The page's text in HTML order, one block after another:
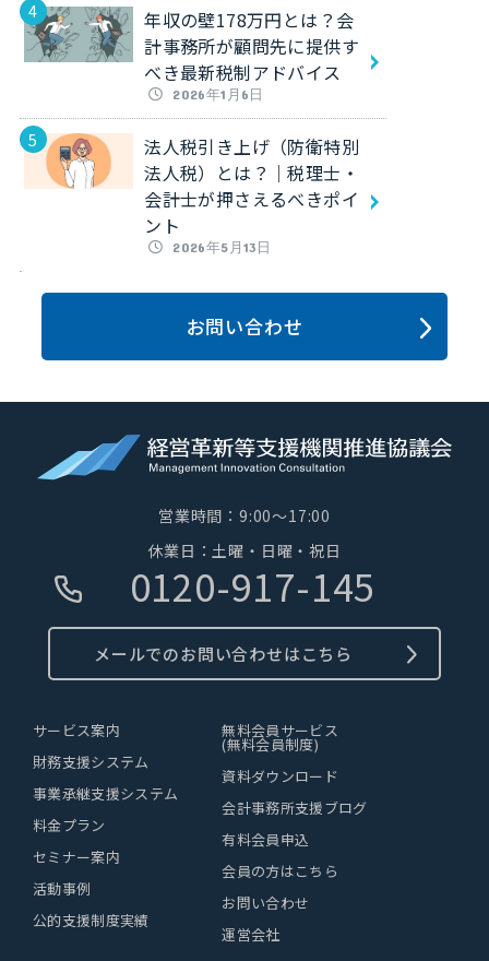
年収の壁178万円とは？会
計事務所が顧問先に提供す
べき最新税制アドバイス
2026年1月6日
法人税引き上げ（防衛特別
法人税）とは？｜税理士・
会計士が押さえるべきポイ
ント
2026年5月13日
お問い合わせ
営業時間：9:00～17:00
休業日：土曜・日曜・祝日
0120-917-145
メールでのお問い合わせはこちら
サービス案内
財務支援システム
事業承継支援システム
料金プラン
セミナー案内
活動事例
公的支援制度実績
無料会員サービス
(無料会員制度)
資料ダウンロード
会計事務所支援ブログ
有料会員申込
会員の方はこちら
お問い合わせ
運営会社